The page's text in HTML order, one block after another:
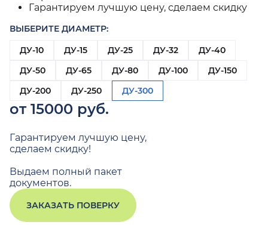
Гарантируем лучшую цену, сделаем скидку
ВЫБЕРИТЕ ДИАМЕТР:
ДУ-10
ДУ-15 ДУ-25 ДУ-32
ДУ-40
ДУ-50
ДУ-65 ДУ-80 ДУ-100
ДУ-150
ДУ-200
ДУ-250 ДУ-300
от 15000 руб.
Гарантируем лучшую цену,
сделаем скидку!
Выдаем полный пакет
документов.
ЗАКАЗАТЬ ПОВЕРКУ